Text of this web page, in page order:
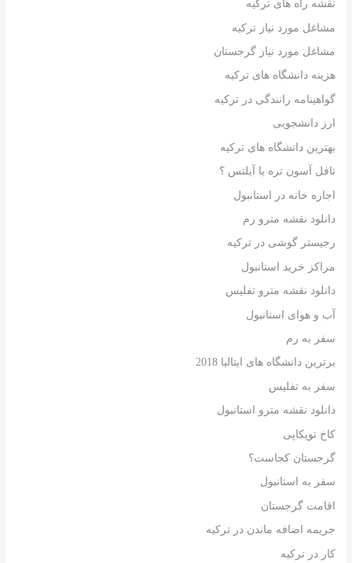
نقشه راه های ترکیه
مشاغل مورد نیاز ترکیه
مشاغل مورد نیاز گرجستان
هزینه دانشگاه های ترکیه
گواهینامه رانندگی در ترکیه
ارز دانشجویی
بهترین دانشگاه های ترکیه
تافل آسون تره یا آیلتس ؟
اجاره خانه در استانبول
دانلود نقشه مترو رم
رجیستر گوشی در ترکیه
مراکز خرید استانبول
دانلود نقشه مترو تفلیس
آب و هوای استانبول
سفر به رم
برترین دانشگاه های ایتالیا 2018
سفر به تفلیس
دانلود نقشه مترو استانبول
کاخ توپکاپی
گرجستان کجاست؟
سفر به استانبول
اقامت گرجستان
جریمه اضافه ماندن در ترکیه
کار در ترکیه